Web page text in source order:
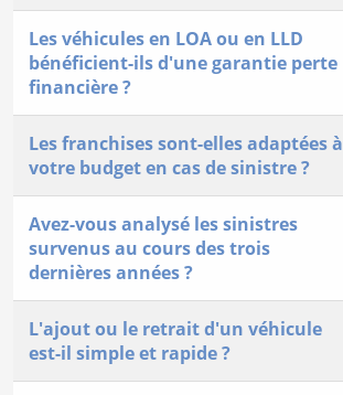
Les véhicules en LOA ou en LLD
bénéficient-ils d'une garantie perte
financière ?
Les franchises sont-elles adaptées à
votre budget en cas de sinistre ?
Avez-vous analysé les sinistres
survenus au cours des trois
dernières années ?
L'ajout ou le retrait d'un véhicule
est-il simple et rapide ?